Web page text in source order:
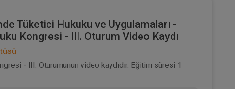
Tüketici Hukuku ve Uygulamaları -
Kongresi - III. Oturum Video Kaydı
- III. Oturumunun video kaydıdır. Eğitim süresi 1